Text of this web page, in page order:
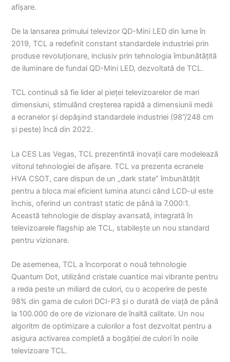
afișare.
De la lansarea primului televizor QD-Mini LED din lume în
2019, TCL a redefinit constant standardele industriei prin
produse revoluționare, inclusiv prin tehnologia îmbunătățită
de iluminare de fundal QD-Mini LED, dezvoltată de TCL.
TCL continuă să fie lider al pieței televizoarelor de mari
dimensiuni, stimulând creșterea rapidă a dimensiunii medii
a ecranelor și depășind standardele industriei (98”/248 cm
și peste) încă din 2022.
La CES Las Vegas, TCL prezentintă inovații care modelează
viitorul tehnologiei de afișare. TCL va prezenta ecranele
HVA CSOT, care dispun de un „dark state” îmbunătățit
pentru a bloca mai eficient lumina atunci când LCD-ul este
închis, oferind un contrast static de până la 7.000:1.
Această tehnologie de display avansată, integrată în
televizoarele flagship ale TCL, stabilește un nou standard
pentru vizionare.
De asemenea, TCL a încorporat o nouă tehnologie
Quantum Dot, utilizând cristale cuantice mai vibrante pentru
a reda peste un miliard de culori, cu o acoperire de peste
98% din gama de culori DCI-P3 și o durată de viață de până
la 100.000 de ore de vizionare de înaltă calitate. Un nou
algoritm de optimizare a culorilor a fost dezvoltat pentru a
asigura activarea completă a bogăției de culori în noile
televizoare TCL.